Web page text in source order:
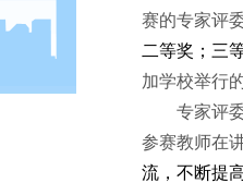
赛的专家评
二等奖；三
加学校举行
专家评
参赛教师在
流，不断提